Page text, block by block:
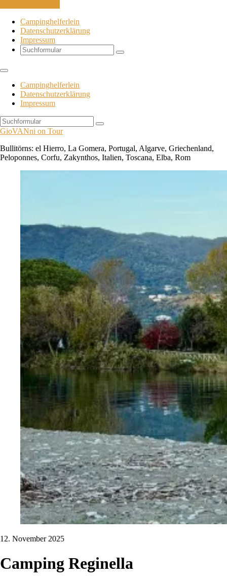
Campinghelferlein
Datenschutzerklärung
Impressum
Search
Campinghelferlein
Datenschutzerklärung
Impressum
Search
GioVANni on Tour
Bullitörns: el Hierro, La Gomera, Portugal, Algarve, Griechenland,
Peloponnes, Corfu, Zakynthos, Italien, Toscana, Elba, Rom
12. November 2025
Camping Reginella